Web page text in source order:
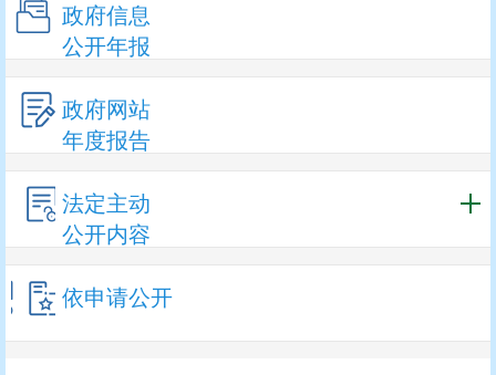
政府信息
公开年报
政府网站
年度报告
法定主动
公开内容
依申请公开